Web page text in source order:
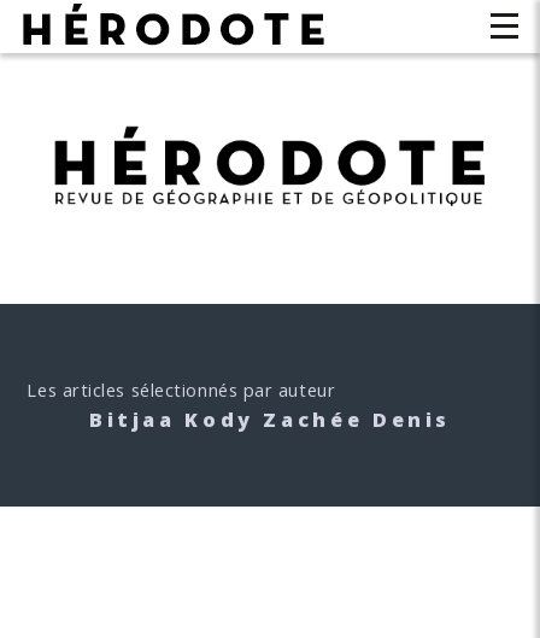
Les articles sélectionnés par auteur
Bitjaa Kody Zachée Denis